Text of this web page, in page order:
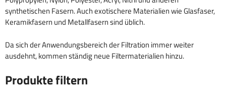
synthetischen Fasern. Auch exotischere Materialien wie Glasfaser,
Keramikfasern und Metallfasern sind üblich.
Da sich der Anwendungsbereich der Filtration immer weiter
ausdehnt, kommen ständig neue Filtermaterialien hinzu.
Produkte filtern